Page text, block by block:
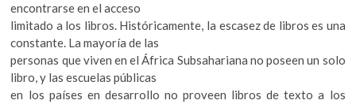
encontrarse en el acceso
limitado a los libros. Históricamente, la escasez de libros es una
constante. La mayoría de las
personas que viven en el África Subsahariana no poseen un solo
libro, y las escuelas públicas
en los países en desarrollo no proveen libros de texto a los